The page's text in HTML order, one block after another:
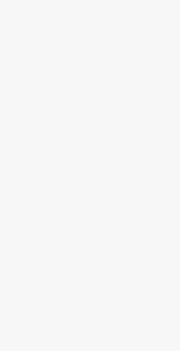
ョン